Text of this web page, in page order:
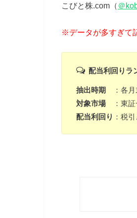
こびと株.com（ ＠
※データが多すぎて
配当利回りラ
抽出時期
：各月
対象市場
：東
配当利回り ：税